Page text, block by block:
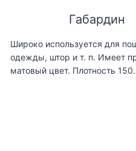
Габардин
Широко используется для
одежды, штор и т. п. Имеет
матовый цвет. Плотность 150.